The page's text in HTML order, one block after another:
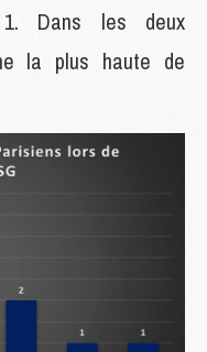
Dans les deux
la plus haute de